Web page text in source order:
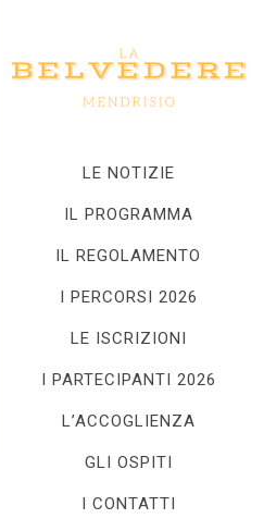
LE NOTIZIE
IL PROGRAMMA
IL REGOLAMENTO
I PERCORSI 2026
LE ISCRIZIONI
I PARTECIPANTI 2026
L’ACCOGLIENZA
GLI OSPITI
I CONTATTI